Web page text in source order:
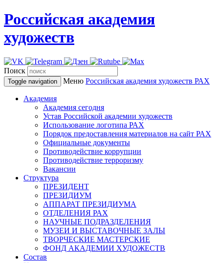
Российская академия
художеств
Поиск
Toggle navigation Меню Российская академия художеств РАХ
Академия
Академия сегодня
Устав Российской академии художеств
Использование логотипа РАХ
Порядок предоставления материалов на сайт РАХ
Официальные документы
Противодействие коррупции
Противодействие терроризму
Вакансии
Структура
ПРЕЗИДЕНТ
ПРЕЗИДИУМ
АППАРАТ ПРЕЗИДИУМА
ОТДЕЛЕНИЯ РАХ
НАУЧНЫЕ ПОДРАЗДЕЛЕНИЯ
МУЗЕИ И ВЫСТАВОЧНЫЕ ЗАЛЫ
ТВОРЧЕСКИЕ МАСТЕРСКИЕ
ФОНД АКАДЕМИИ ХУДОЖЕСТВ
Состав